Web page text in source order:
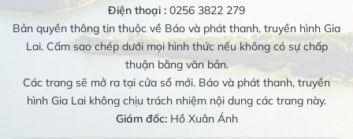
Điện thoại : 0256 3822 279
Bản quyền thông tin thuộc về Báo và phát thanh, truyền hình Gia
Lai. Cấm sao chép dưới mọi hình thức nếu không có sự chấp
thuận bằng văn bản.
Các trang sẽ mở ra tại cửa sổ mới. Báo và phát thanh, truyền
hình Gia Lai không chịu trách nhiệm nội dung các trang này.
Giám đốc:Hồ Xuân Ánh